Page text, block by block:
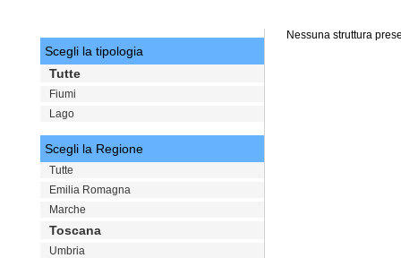
Nessuna struttura
Scegli la tipologia
Tutte
Fiumi
Lago
Scegli la Regione
Tutte
Emilia Romagna
Marche
Toscana
Umbria